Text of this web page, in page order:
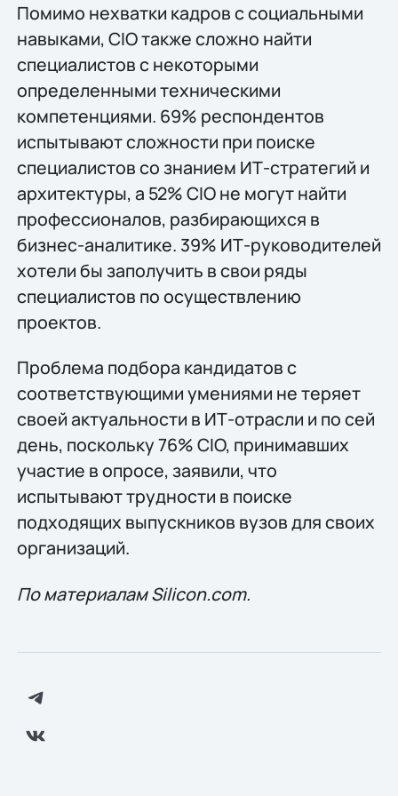
Помимо нехватки кадров с социальными
навыками, CIO также сложно найти
специалистов с некоторыми
определенными техническими
компетенциями. 69% респондентов
испытывают сложности при поиске
специалистов со знанием ИТ-стратегий и
архитектуры, а 52% CIO не могут найти
профессионалов, разбирающихся в
бизнес-аналитике. 39% ИТ-руководителей
хотели бы заполучить в свои ряды
специалистов по осуществлению
проектов.
Проблема подбора кандидатов с
соответствующими умениями не теряет
своей актуальности в ИТ-отрасли и по сей
день, поскольку 76% CIO, принимавших
участие в опросе, заявили, что
испытывают трудности в поиске
подходящих выпускников вузов для своих
организаций.
По материалам Silicon.com.